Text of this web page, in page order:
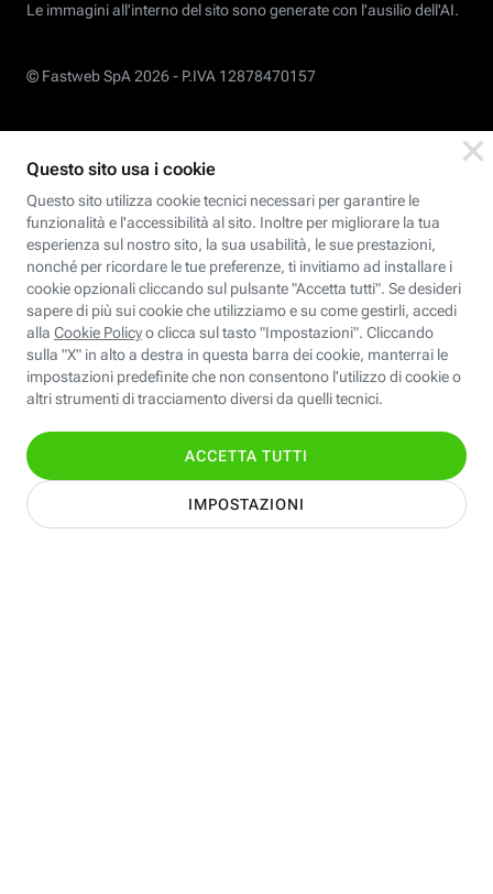
Le immagini all’interno del sito sono generate con l'ausilio dell'AI.
© Fastweb SpA 2026 - P.IVA 12878470157